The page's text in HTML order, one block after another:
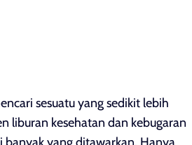
sesuatu yang sedikit lebih
liburan kesehatan dan kebugaran